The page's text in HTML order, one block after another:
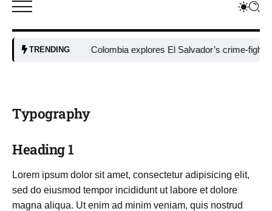
TRENDING Colombia explores El Salvador’s crime-
Typography
Heading 1
Lorem ipsum dolor sit amet, consectetur adipisicing elit,
sed do eiusmod tempor incididunt ut labore et dolore
magna aliqua. Ut enim ad minim veniam, quis nostrud